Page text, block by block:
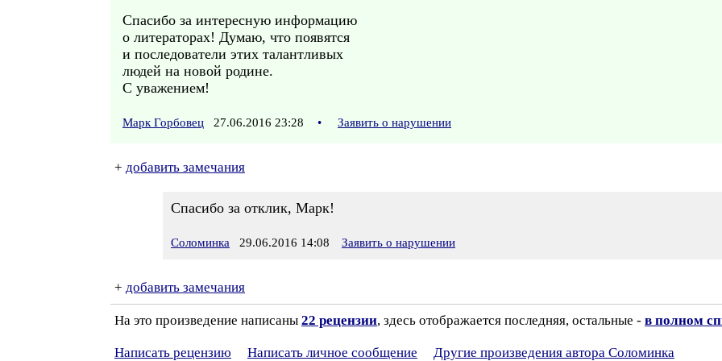
Спасибо за интересную информацию
о литераторах! Думаю, что появятся
и последователи этих талантливых
людей на новой родине.
С уважением!
Марк Горбовец 27.06.2016 23:28 • Заявить о нарушении
+ добавить замечания
Спасибо за отклик, Марк!
Соломинка 29.06.2016 14:08 Заявить о нарушении
+ добавить замечания
На это произведение написаны 22 рецензии, здесь отображается последняя, остальные - в полном
Написать рецензию Написать личное сообщение Другие произведения автора Соломинка